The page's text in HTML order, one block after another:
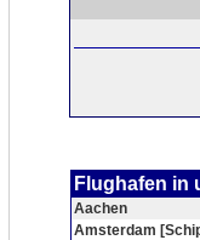
Flughafen in
Aachen
Amsterdam